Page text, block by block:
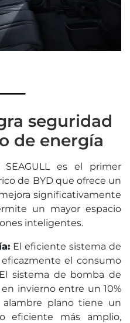
seguridad
de energía
es el primer
de BYD que ofrece un
significativamente
un mayor espacio
inteligentes.
El eficiente sistema de
el consumo
sistema de bomba de
invierno entre un 10%
plano tiene un
eficiente más amplio,